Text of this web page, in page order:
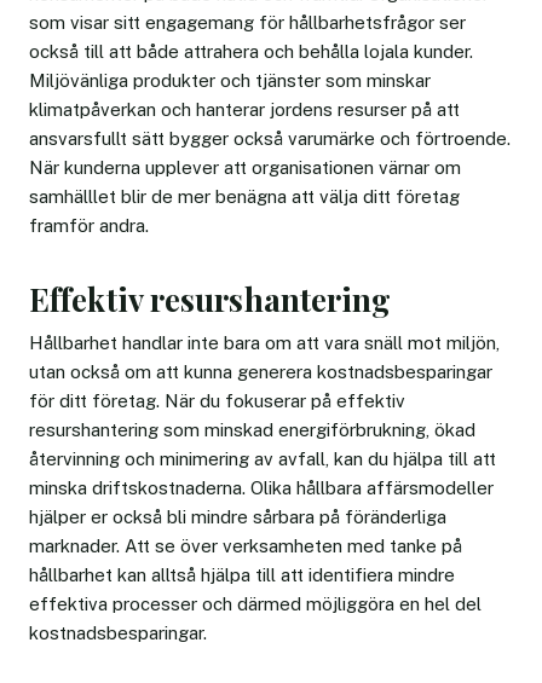
som visar sitt engagemang för hållbarhetsfrågor ser
också till att både attrahera och behålla lojala kunder.
Miljövänliga produkter och tjänster som minskar
klimatpåverkan och hanterar jordens resurser på att
ansvarsfullt sätt bygger också varumärke och förtroende.
När kunderna upplever att organisationen värnar om
samhälllet blir de mer benägna att välja ditt företag
framför andra.
Effektiv resurshantering
Hållbarhet handlar inte bara om att vara snäll mot miljön,
utan också om att kunna generera kostnadsbesparingar
för ditt företag. När du fokuserar på effektiv
resurshantering som minskad energiförbrukning, ökad
återvinning och minimering av avfall, kan du hjälpa till att
minska driftskostnaderna. Olika hållbara affärsmodeller
hjälper er också bli mindre sårbara på föränderliga
marknader. Att se över verksamheten med tanke på
hållbarhet kan alltså hjälpa till att identifiera mindre
effektiva processer och därmed möjliggöra en hel del
kostnadsbesparingar.